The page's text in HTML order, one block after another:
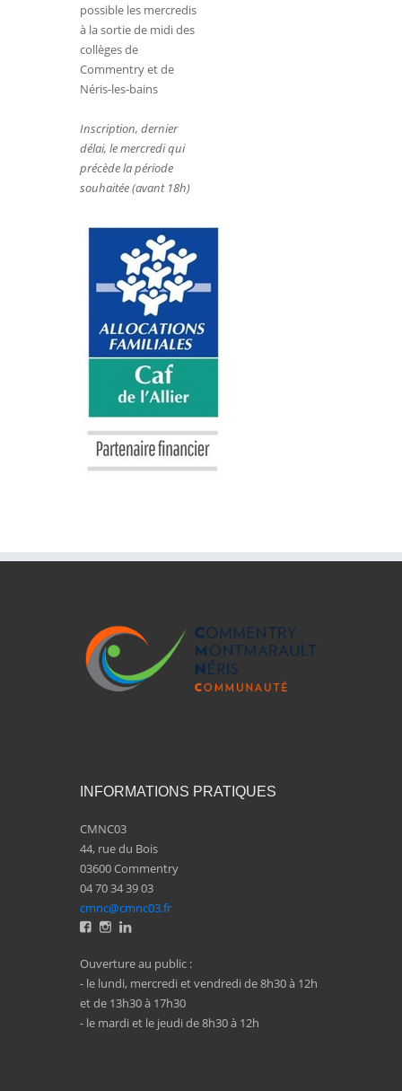
possible les mercredis
à la sortie de midi des
collèges de
Commentry et de
Néris-les-bains
Inscription, dernier
délai, le mercredi qui
précède la période
souhaitée (avant 18h)
INFORMATIONS PRATIQUES
CMNC03
44, rue du Bois
03600 Commentry
04 70 34 39 03
cmnc@cmnc03.fr
Ouverture au public :
- le lundi, mercredi et vendredi de 8h30 à 12h
et de 13h30 à 17h30
- le mardi et le jeudi de 8h30 à 12h